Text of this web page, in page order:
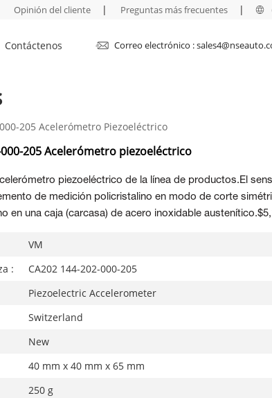
العربية
Opinión del cliente | Preguntas más frecuentes |
Contáctenos Correo electrónico :
205 Acelerómetro Piezoeléctrico
000-205 Acelerómetro piezoeléctrico
piezoeléctrico de la línea de productos. El
de medición policristalino en modo de corte
en una caja (carcasa) de acero inoxidable
VM
:
CA202 144-202-000-205
Piezoelectric Accelerometer
Switzerland
New
40 mm x 40 mm x 65 mm
250 g